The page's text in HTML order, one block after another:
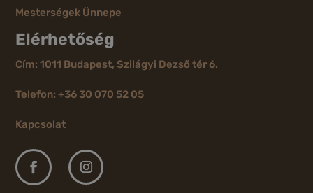
Mesterségek Ünnepe
Elérhetőség
Cím: 1011 Budapest, Szilágyi Dezső tér 6.
Telefon: +36 30 070 52 05
Kapcsolat